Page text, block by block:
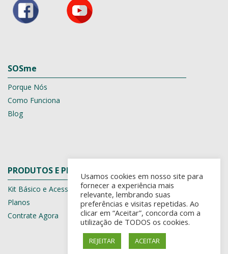
SOSme
Porque Nós
Como Funciona
Blog
PRODUTOS E PLANOS
Kit Básico e Acessórios
Planos
Contrate Agora
Usamos cookies em nosso site para
fornecer a experiência mais
relevante, lembrando suas
preferências e visitas repetidas. Ao
clicar em “Aceitar”, concorda com a
utilização de TODOS os cookies.
REJEITAR ACEITAR